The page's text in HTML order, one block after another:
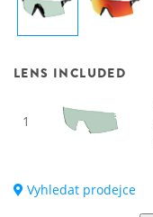
LENS INCLUDED
1
Vyhledat prodejce